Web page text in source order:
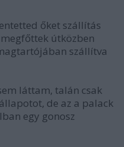
őket szállítás
útközben
szállítva
láttam, talán csak
de az a palack
egy gonosz